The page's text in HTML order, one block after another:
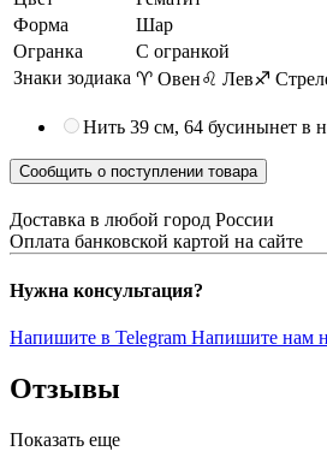
Форма
Шар
Огранка
С огранкой
Знаки зодиака ♈ Овен♌ Лев♐
Нить 39 см, 64 бусинынет в
Сообщить о поступлении товара
Доставка в любой город России
Оплата банковской картой на сайте
Нужна консультация?
Напишите в Telegram Напишите нам
Отзывы
Показать еще